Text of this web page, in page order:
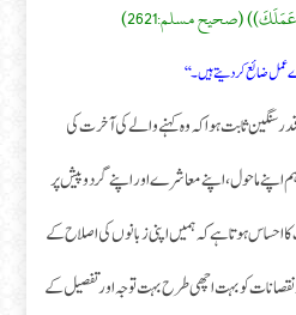
(صحیح مسلم:2621)
عمل ضائع کر دیتے ہیں۔‘‘
سنگین ثابت ہوا کہ وہ کہنے والے کی آخرت کی
اپنے ماحول، اپنے معاشرے اور اپنے گردو پیش پر
ہوتا ہے کہ ہمیں اپنی زبانوں کی اصلاح کے
نقصانات کو بہت اچھی طرح بہت توجہ اور تفصیل کے